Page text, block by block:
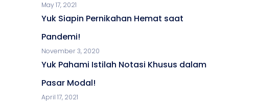
May 17, 2021
Yuk Siapin Pernikahan Hemat saat
Pandemi!
November 3, 2020
Yuk Pahami Istilah Notasi Khusus dalam
Pasar Modal!
April 17, 2021